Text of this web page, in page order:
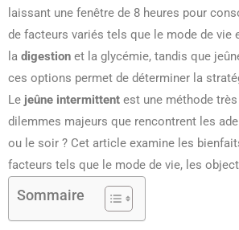
laissant une fenêtre de 8 heures pour
de facteurs variés tels que le mode de
la digestion et la glycémie, tandis que
ces options permet de déterminer la
Le jeûne intermittent est une méthode
dilemmes majeurs que rencontrent les
ou le soir ? Cet article examine les
facteurs tels que le mode de vie, les
Sommaire